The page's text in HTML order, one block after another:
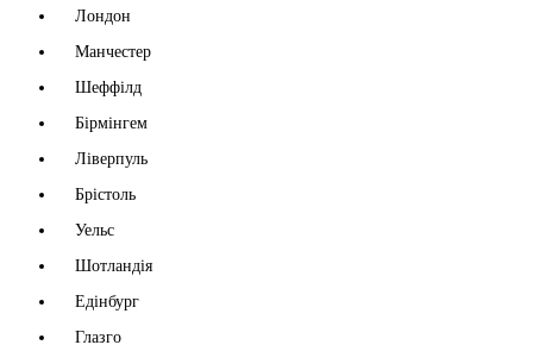
Лондон
Манчестер
Шеффілд
Бірмінгем
Ліверпуль
Брістоль
Уельс
Шотландія
Едінбург
Глазго